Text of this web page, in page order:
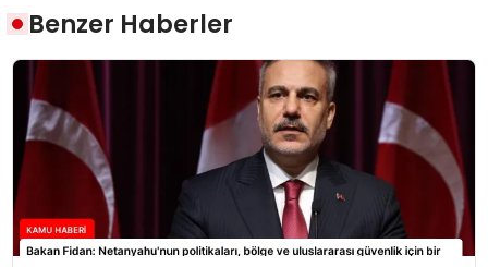
Benzer Haberler